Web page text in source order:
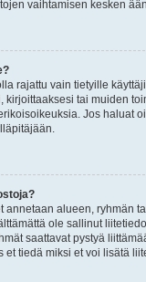
vaihtamisen kesken
rajattu vain tietyille
kirjoittaaksesi tai muiden
Jos haluat
annetaan alueen, ryhmän
ole sallinut
saattavat pystyä
et tiedä miksi et voi lisätä